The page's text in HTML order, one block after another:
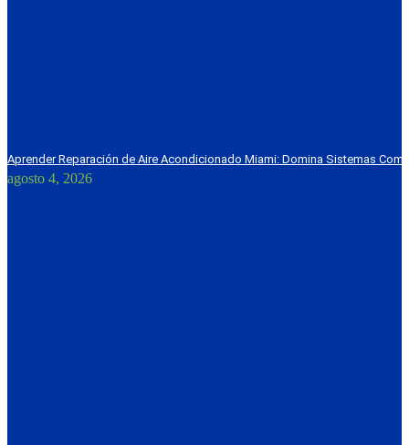
Aprender Reparación de Aire Acondicionado Miami: Domina Sistemas
agosto 4, 2026